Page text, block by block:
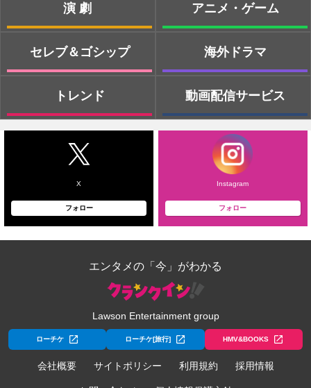
演劇
セレブ＆ゴシップ
トレンド
アニメ・ゲーム
海外ドラマ
動画配信サービス
X
フォロー
Instagram
フォロー
エンタメの「今」がわかる
Lawson Entertainment group
ローチケ ローチケ[旅行] HMV&BOOKS
会社概要 サイトポリシー 利用規約 採用情報